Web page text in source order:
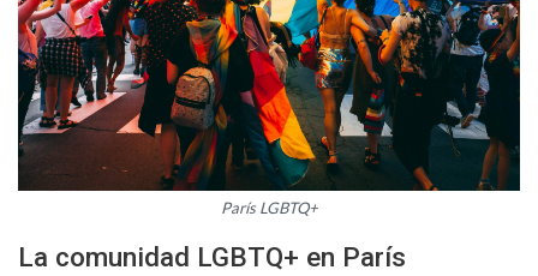
París LGBTQ+
La comunidad LGBTQ+ en París